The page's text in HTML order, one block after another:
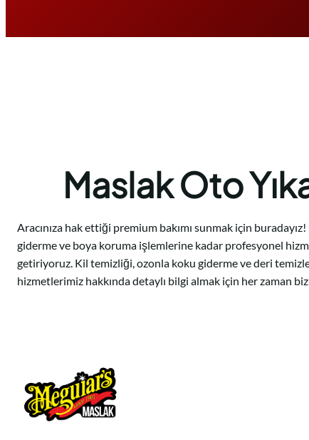
Maslak Oto
Aracınıza hak ettiği premium bakımı sunmak için
giderme ve boya koruma işlemlerine kadar profesyonel
getiriyoruz. Kil temizliği, ozonla koku giderme ve deri
hizmetlerimiz hakkında detaylı bilgi almak için her zaman